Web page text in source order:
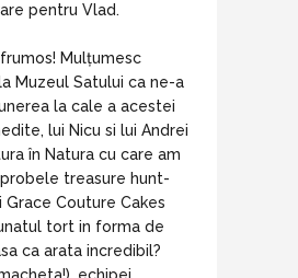
pentru Vlad.
Mulțumesc
Muzeul Satului ca ne-a
la cale a acestei
lui Nicu si lui Andrei
în Natura cu care am
treasure hunt-
Grace Couture Cakes
tort in forma de
ca arata incredibil?